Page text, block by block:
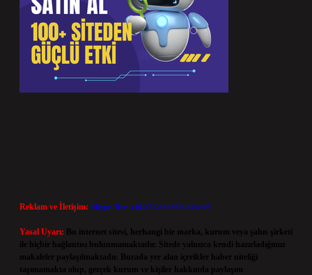
Reklam ve İletişim: Skype: live:.cid.575569c608265c69
Yasal Uyarı:
Bu internet sitesi, herhangi bir marka, kurum veya şahıs şirketi
ile hiçbir bağlantısı bulunmamaktadır. Sitede yalnızca kendi hazırladığımız
makaleler paylaşılmaktadır. Burada yer alan içerikler haber niteliği
taşımamakta olup, gerçek kurum ve kişiler hakkında paylaşım